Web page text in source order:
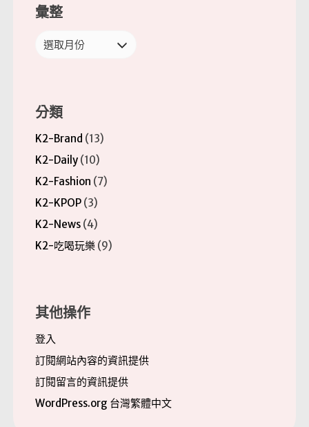
彙整
彙
分類
K2-Brand (13)
K2-Daily(10)
K2-Fashion (7)
K2-KPOP(3)
K2-News(4)
K2-吃喝玩樂(9)
其他操作
登入
訂閱網站內容的資訊提供
訂閱留言的資訊提供
WordPress.org 台灣繁體中文